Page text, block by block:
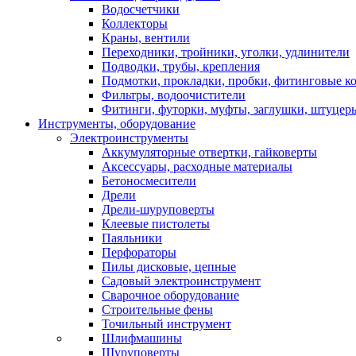
Водосчетчики
Коллекторы
Краны, вентили
Переходники, тройники, уголки, удлинители
Подводки, трубы, крепления
Подмотки, прокладки, пробки, фитинговые
Фильтры, водоочистители
Фитинги, футорки, муфты, заглушки,
Инструменты, оборудование
Электроинструменты
Аккумуляторные отвертки, гайковерты
Аксессуары, расходные материалы
Бетоносмесители
Дрели
Дрели-шуруповерты
Клеевые пистолеты
Паяльники
Перфораторы
Пилы дисковые, цепные
Садовый электроинструмент
Сварочное оборудование
Строительные фены
Точильный инструмент
Шлифмашины
Шуруповерты